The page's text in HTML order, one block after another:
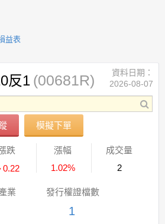
益表
反1 (00681R)
模擬下單
資料日期：
2026-08-07
跌
0.22
漲幅
1.02%
成交量
2
業 發行權證檔數
1